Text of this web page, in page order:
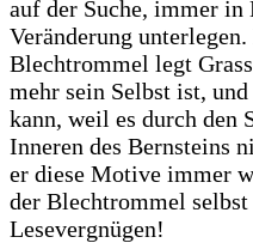
auf der Suche, immer in
Veränderung
Blechtrommel legt
mehr sein Selbst ist,
kann, weil es durch den
Inneren des Bernsteins
er diese Motive immer
der Blechtrommel
Lesevergnügen!